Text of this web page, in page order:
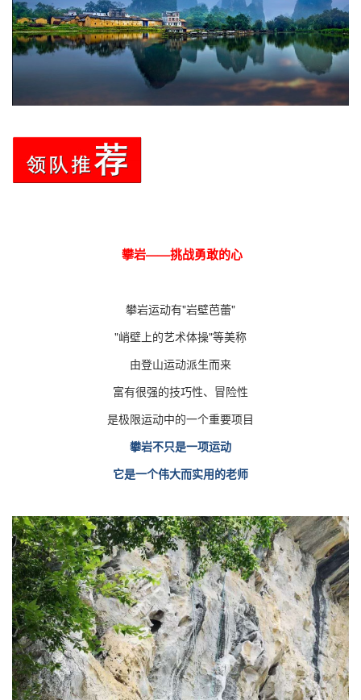
攀岩——挑战勇敢的心
攀岩运动有"岩壁芭蕾"
"峭壁上的艺术体操"等美称
由登山运动派生而来
富有很强的技巧性、冒险性
是极限运动中的一个重要项目
攀岩不只是一项运动
它是一个伟大而实用的老师